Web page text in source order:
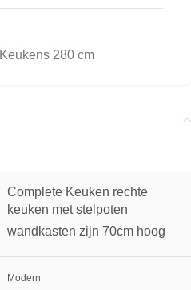
Keukens 280 cm
Complete Keuken rechte
keuken met stelpoten
wandkasten zijn 70cm hoog
Modern